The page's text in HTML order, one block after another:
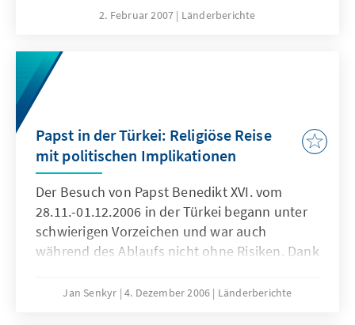
2. Februar 2007 Länderberichte
Papst in der Türkei: Religiöse Reise
mit politischen Implikationen
Der Besuch von Papst Benedikt XVI. vom
28.11.-01.12.2006 in der Türkei begann unter
schwierigen Vorzeichen und war auch
während des Ablaufs nicht ohne Risiken. Dank
diplomatischen Geschicks ist es dem Pontifex
Jan Senkyr 4. Dezember 2006 Länderberichte